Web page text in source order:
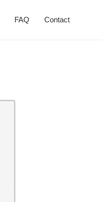
FAQ Contact